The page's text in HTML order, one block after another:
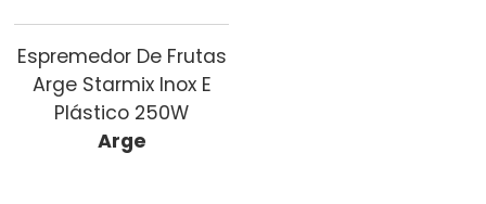
Espremedor De Frutas
Arge Starmix Inox E
Plástico 250W
Arge